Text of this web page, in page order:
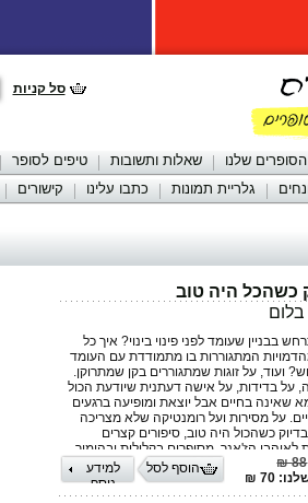
סל קניות
הסופרים שלנו שאלות ותשובות טיפים לסופר
גלריית תמונות כתבו עלינו קישורים
כשהכל היה טוב
בלום
בבניין שעומד לפני פינוי בינוי? איך כל
המתגוררות בו מתמודדת עם העומד
ועוד, על זוגות שמתגוררים בקן שמתרוקן.
על בדידות, על אישה דעתנית שיודעת הכול
שאינה בחיים אבל יוצאת ומופיעה ברגעים
על מסירות ועל רומנטיקה שלא מצריכה
כשהכול היה טוב, סיפורים קצרים
לאוהבי הז'אנר, מסופרים בקלילות ובהומור
על אנשים רגילים, כל כך רגילים שאין מי
אותם, וכוללים גם מתכון אחד עתיק מהמאה
זהו ספרה השני של סביון בלום היוצא לאור.
88 ₪
70 ₪
למידע
נוסף
הוסף לסל